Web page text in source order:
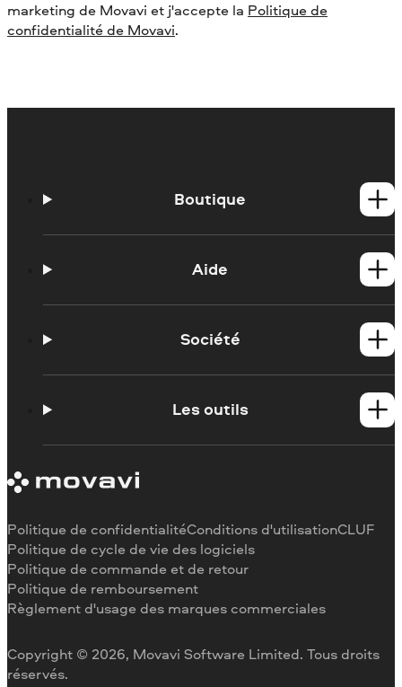
marketing de Movavi et j'accepte la Politique de
confidentialité de Movavi.
Boutique
Produits Mac
Aide
Contacter l'assistance Movavi
Limitations de la version d'essai
Société
Témoignages
Au travail
Les outils
Recadrer une vidéo
Pivoter une vidéo
Redimensionner une vidéo
Inverser une vidéo
Stabiliser une vidéo
Ajuster une vidéo
Copyright © 2026, Movavi Software Limited. Tous droits
réservés.
Politique de confidentialitéConditions d'utilisationCLUF
Politique de cycle de vie des logiciels
Politique de commande et de retour
Politique de remboursement
Règlement d'usage des marques commerciales